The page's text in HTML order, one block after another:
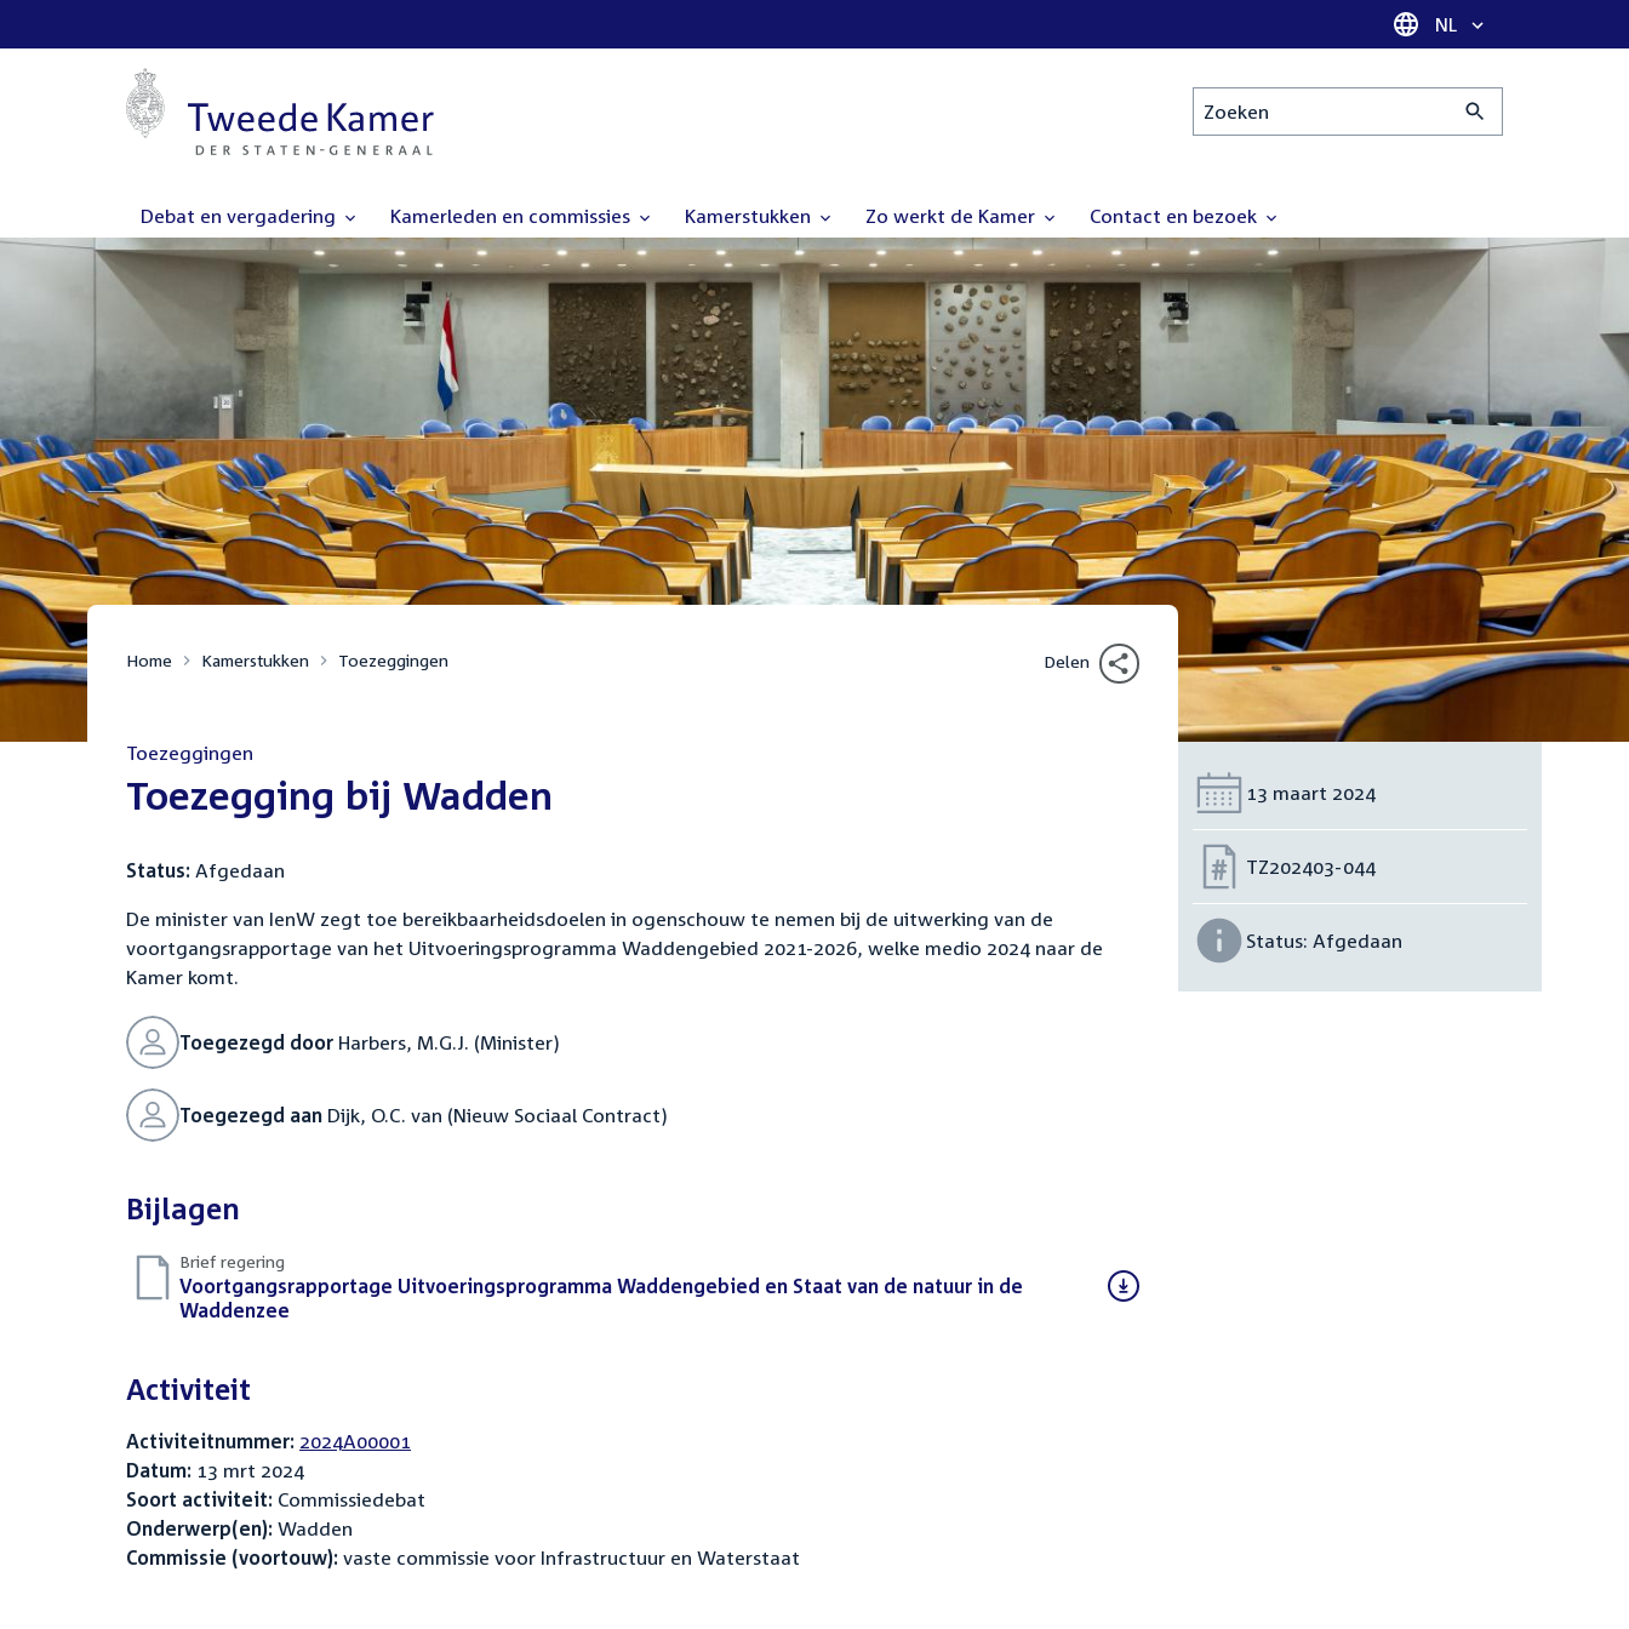
Taal selectie
NL
Zoeken
Debat en vergadering Kamerleden en commissies Kamerstukken Zo werkt de Kamer Contact en bezoek
Home Kamerstukken Toezeggingen Delen
Toezeggingen
:Toezegging bij Wadden
Status: Afgedaan
De minister van IenW zegt toe bereikbaarheidsdoelen in ogenschouw te nemen bij de uitwerking van de
voortgangsrapportage van het Uitvoeringsprogramma Waddengebied 2021-2026, welke medio 2024 naar de
Kamer komt.
Toegezegd door Harbers, M.G.J. (Minister)
Toegezegd aan Dijk, O.C. van (Nieuw Sociaal Contract)
Bijlagen
Brief regering
Download
bestand:
Voortgangsrapportage Uitvoeringsprogramma Waddengebied en Staat van de natuur in de
Waddenzee
Activiteit
Activiteitnummer: 2024A00001
Datum: 13 mrt 2024
Soort activiteit: Commissiedebat
Onderwerp(en): Wadden
Commissie (voortouw): vaste commissie voor Infrastructuur en Waterstaat
Datum:
13 maart 2024
Nummer:
TZ202403-044
Status: Afgedaan